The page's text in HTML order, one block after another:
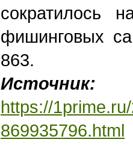
фишинговых
863.
Источник:
https://
869935796.html